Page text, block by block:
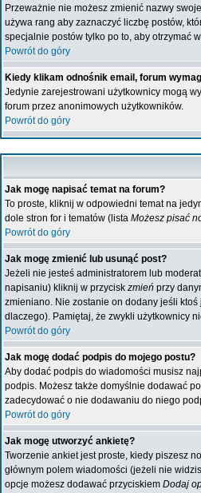
Przeważnie nie możesz zmienić nazwy
używa rang aby zaznaczyć liczbę postów,
specjalnie postów tylko po to, aby otrzymać
Powrót do góry
Kiedy klikam odnośnik email, forum
Jedynie zarejestrowani użytkownicy mogą
forum przez anonimowych użytkowników.
Powrót do góry
Jak mogę napisać temat na forum?
To proste, kliknij w odpowiedni temat na
dole stron for i tematów (lista Możesz pisać
Powrót do góry
Jak mogę zmienić lub usunąć post?
Jeżeli nie jesteś administratorem lub
napisaniu) kliknij w przycisk zmień przy
zmieniano. Nie zostanie on dodany jeśli
dlaczego). Pamiętaj, że zwykli użytkownicy
Powrót do góry
Jak mogę dodać podpis do mojego postu?
Aby dodać podpis do wiadomości musisz
podpis. Możesz także domyślnie dodawać
zadecydować o nie dodawaniu do niego
Powrót do góry
Jak mogę utworzyć ankietę?
Tworzenie ankiet jest proste, kiedy piszesz
głównym polem wiadomości (jeżeli nie
opcje możesz dodawać przyciskiem Dodaj